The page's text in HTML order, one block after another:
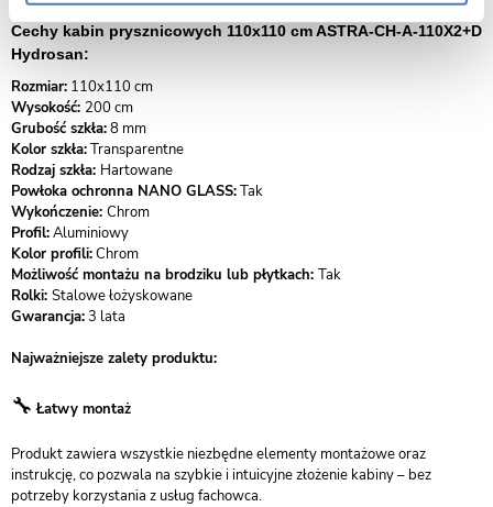
Cechy kabin prysznicowych 110x110 cm ASTRA-CH-A-110X2+D
Hydrosan:
Rozmiar: 110x110 cm
Wysokość: 200 cm
Grubość szkła:8 mm
Kolor szkła:Transparentne
Rodzaj szkła: Hartowane
Powłoka ochronna NANO GLASS:Tak
Wykończenie: Chrom
Profil:Aluminiowy
Kolor profili:Chrom
Możliwość montażu na brodziku lub płytkach: Tak
Rolki: Stalowe łożyskowane
Gwarancja:3 lata
Najważniejsze zalety produktu:
🔧 Łatwy montaż
Produkt zawiera wszystkie niezbędne elementy montażowe oraz
instrukcję, co pozwala na szybkie i intuicyjne złożenie kabiny – bez
potrzeby korzystania z usług fachowca.